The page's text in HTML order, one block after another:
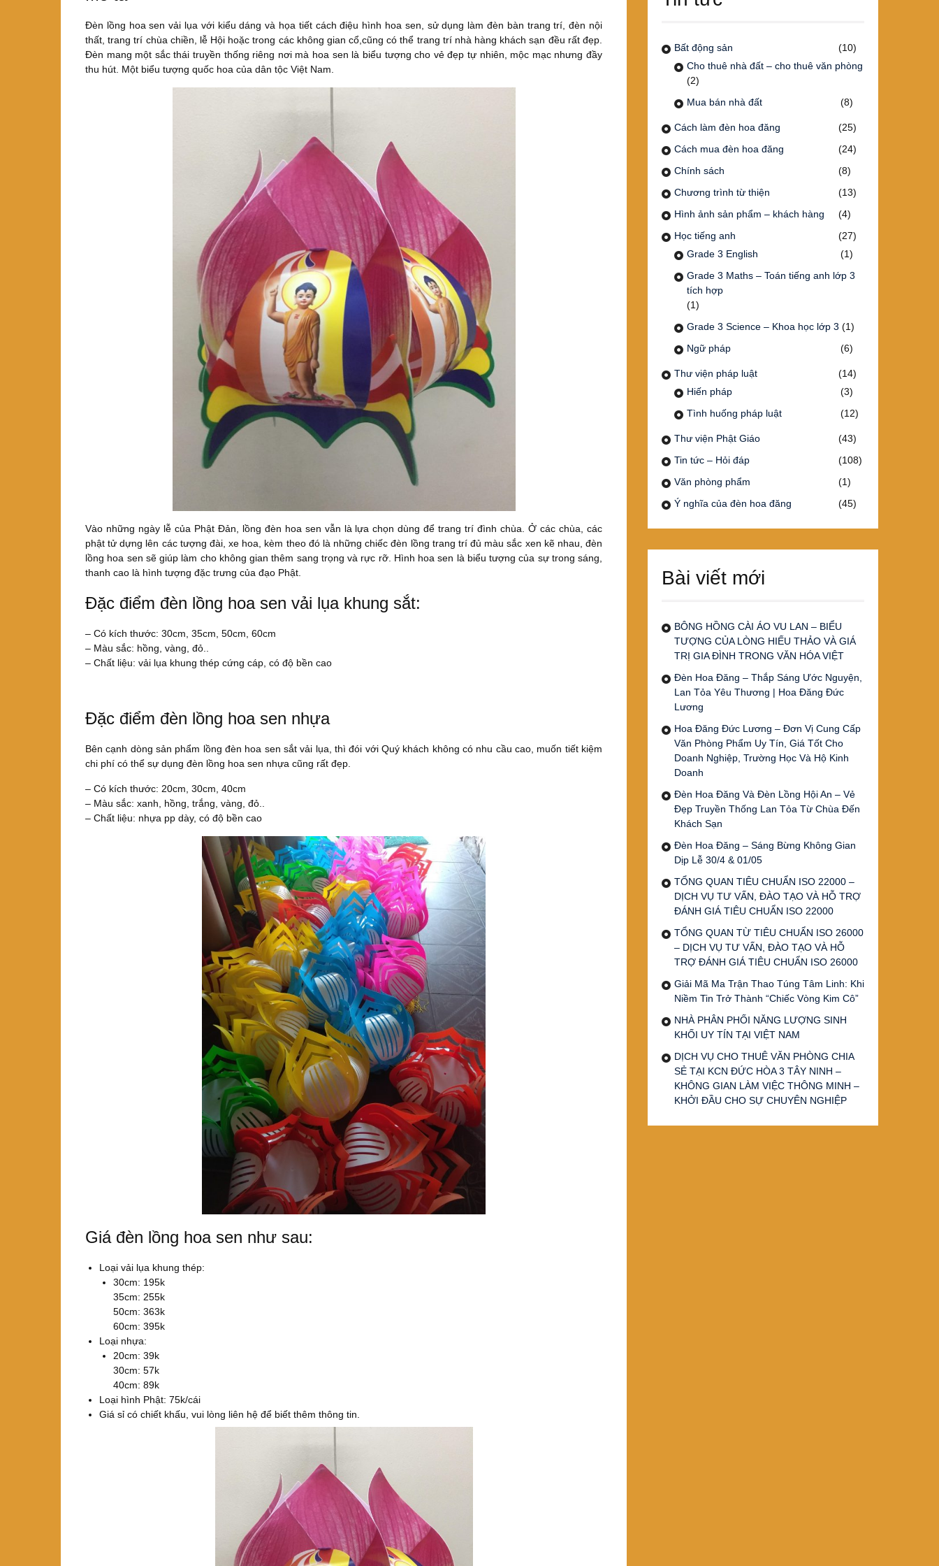
Đèn lồng hoa sen vải lụa với kiểu dáng và họa tiết cách điệu hình hoa sen, sử dụng làm đèn bàn trang trí, đèn nội
thất, trang trí chùa chiền, lễ Hội hoặc trong các không gian cổ,cũng có thể trang trí nhà hàng khách sạn đều rất đẹp.
Đèn mang một sắc thái truyền thống riêng nơi mà hoa sen là biểu tượng cho vẻ đẹp tự nhiên, mộc mạc nhưng đầy
thu hút. Một biểu tượng quốc hoa của dân tộc Việt Nam.
Vào những ngày lễ của Phật Đản, lồng đèn hoa sen vẫn là lựa chọn dùng để trang trí đình chùa. Ở các chùa, các
phật tử dựng lên các tượng đài, xe hoa, kèm theo đó là những chiếc đèn lồng trang trí đủ màu sắc xen kẽ nhau, đèn
lồng hoa sen sẽ giúp làm cho không gian thêm sang trọng và rực rỡ. Hình hoa sen là biểu tượng của sự trong sáng,
thanh cao là hình tượng đặc trưng của đạo Phật.
Đặc điểm đèn lồng hoa sen vải lụa khung sắt:
– Có kích thước: 30cm, 35cm, 50cm, 60cm
– Màu sắc: hồng, vàng, đỏ..
– Chất liệu: vải lụa khung thép cứng cáp, có độ bền cao
Đặc điểm đèn lồng hoa sen nhựa
Bên cạnh dòng sản phẩm lồng đèn hoa sen sắt vải lụa, thì đói với Quý khách không có nhu cầu cao, muốn tiết kiệm
chi phí có thể sự dụng đèn lồng hoa sen nhựa cũng rất đẹp.
– Có kích thước: 20cm, 30cm, 40cm
– Màu sắc: xanh, hồng, trắng, vàng, đỏ..
– Chất liệu: nhựa pp dày, có độ bền cao
Giá đèn lồng hoa sen như sau:
Loại vải lụa khung thép:
30cm: 195k
35cm: 255k
50cm: 363k
60cm: 395k
Loại nhựa:
20cm: 39k
30cm: 57k
40cm: 89k
Loại hình Phật: 75k/cái
Giá sỉ có chiết khấu, vui lòng liên hệ để biết thêm thông tin.
Bất động sản
(10)
Cho thuê nhà đất – cho thuê văn phòng
(2)
Mua bán nhà đất
(8)
Cách làm đèn hoa đăng
(25)
Cách mua đèn hoa đăng
(24)
Chính sách
(8)
Chương trình từ thiện
(13)
Hình ảnh sản phẩm – khách hàng
(4)
Học tiếng anh
(27)
Grade 3 English
(1)
Grade 3 Maths – Toán tiếng anh lớp 3
tích hợp
(1)
Grade 3 Science – Khoa học lớp 3 (1)
Ngữ pháp
(6)
Thư viện pháp luật
(14)
Hiến pháp
(3)
Tình huống pháp luật
(12)
Thư viện Phật Giáo
(43)
Tin tức – Hỏi đáp
(108)
Văn phòng phẩm
(1)
Ý nghĩa của đèn hoa đăng
(45)
Bài viết mới
BÔNG HỒNG CÀI ÁO VU LAN – BIỂU
TƯỢNG CỦA LÒNG HIẾU THẢO VÀ GIÁ
TRỊ GIA ĐÌNH TRONG VĂN HÓA VIỆT
Đèn Hoa Đăng – Thắp Sáng Ước Nguyện,
Lan Tỏa Yêu Thương | Hoa Đăng Đức
Lương
Hoa Đăng Đức Lương – Đơn Vị Cung Cấp
Văn Phòng Phẩm Uy Tín, Giá Tốt Cho
Doanh Nghiệp, Trường Học Và Hộ Kinh
Doanh
Đèn Hoa Đăng Và Đèn Lồng Hội An – Vẻ
Đẹp Truyền Thống Lan Tỏa Từ Chùa Đến
Khách Sạn
Đèn Hoa Đăng – Sáng Bừng Không Gian
Dịp Lễ 30/4 & 01/05
TỔNG QUAN TIÊU CHUẨN ISO 22000 –
DỊCH VỤ TƯ VẤN, ĐÀO TẠO VÀ HỖ TRỢ
ĐÁNH GIÁ TIÊU CHUẨN ISO 22000
TỔNG QUAN TỪ TIÊU CHUẨN ISO 26000
– DỊCH VỤ TƯ VẤN, ĐÀO TẠO VÀ HỖ
TRỢ ĐÁNH GIÁ TIÊU CHUẨN ISO 26000
Giải Mã Ma Trận Thao Túng Tâm Linh: Khi
Niềm Tin Trở Thành “Chiếc Vòng Kim Cô”
NHÀ PHÂN PHỐI NĂNG LƯỢNG SINH
KHỐI UY TÍN TẠI VIỆT NAM
DỊCH VỤ CHO THUÊ VĂN PHÒNG CHIA
SẺ TẠI KCN ĐỨC HÒA 3 TÂY NINH –
KHÔNG GIAN LÀM VIỆC THÔNG MINH –
KHỞI ĐẦU CHO SỰ CHUYÊN NGHIỆP